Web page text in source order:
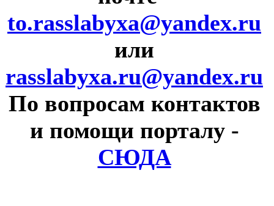
to.rasslabyxa@yandex.ru
или
rasslabyxa.ru@yandex.ru
По вопросам контактов
и помощи порталу -
СЮДА